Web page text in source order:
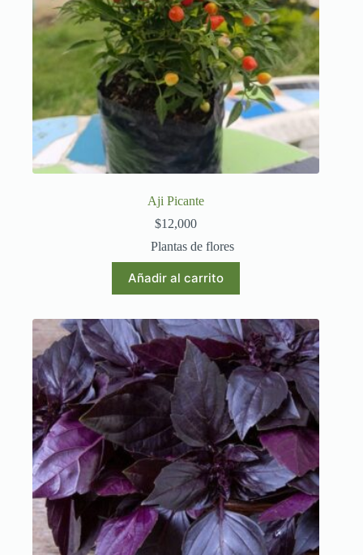
Aji Picante
$12,000
Plantas de flores
Añadir al carrito